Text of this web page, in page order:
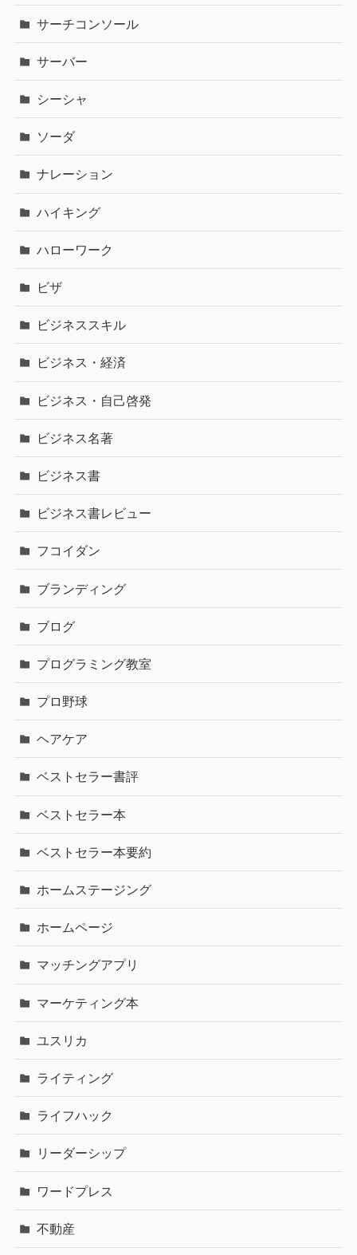
サーチコンソール
サーバー
シーシャ
ソーダ
ナレーション
ハイキング
ハローワーク
ビザ
ビジネススキル
ビジネス・経済
ビジネス・自己啓発
ビジネス名著
ビジネス書
ビジネス書レビュー
フコイダン
ブランディング
ブログ
プログラミング教室
プロ野球
ヘアケア
ベストセラー書評
ベストセラー本
ベストセラー本要約
ホームステージング
ホームページ
マッチングアプリ
マーケティング本
ユスリカ
ライティング
ライフハック
リーダーシップ
ワードプレス
不動産